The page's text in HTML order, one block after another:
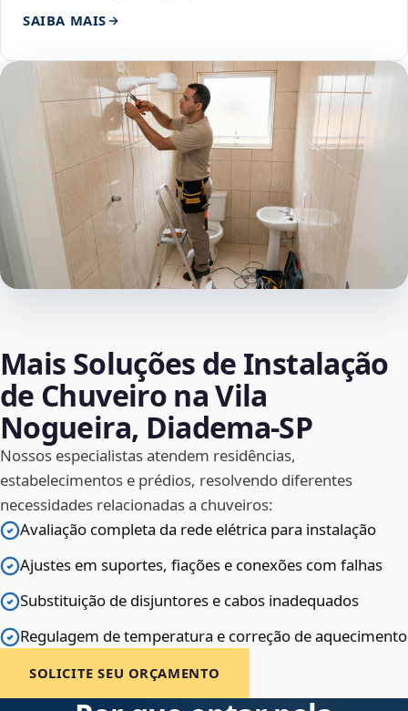
SAIBA MAIS
Mais Soluções de Instalação
de Chuveiro na Vila
Nogueira, Diadema‑SP
Nossos especialistas atendem residências,
estabelecimentos e prédios, resolvendo diferentes
necessidades relacionadas a chuveiros:
Avaliação completa da rede elétrica para instalação
Ajustes em suportes, fiações e conexões com falhas
Substituição de disjuntores e cabos inadequados
Regulagem de temperatura e correção de aquecimento
SOLICITE SEU ORÇAMENTO